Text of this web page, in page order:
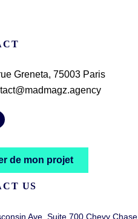
Greneta, 75003 Paris
de mon projet
US
Ave, Suite 700 Chevy Chase,